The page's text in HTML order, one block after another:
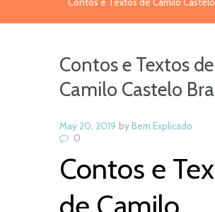
Contos e Textos de Camilo
Contos e Textos de
Camilo Castelo
May 20, 2019 byBem Explicado
0
Contos e
de Camilo